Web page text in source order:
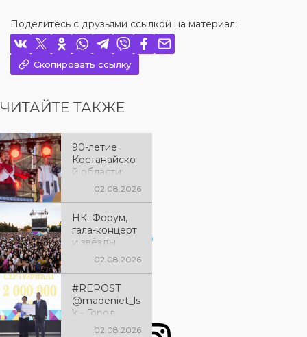
View this post on Instagram
Поделитесь с друзьями ссылкой на материал:
Скопировать ссылку
ЧИТАЙТЕ ТАКЖЕ
90-летие
Костанайско
й области:
праздничный
песнями и
яркими
впечатления
02.08.2026
НК: Форум,
гала-концерт
и звёзды
эстрады: как
Костанайско
й области
02.08.2026
#REPOST
@madeniet_ls
k - Город
Лисаковск
02.08.2026